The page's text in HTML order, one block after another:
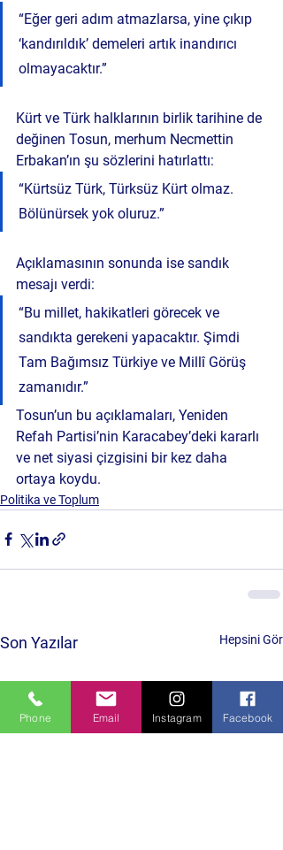
“Eğer geri adım atmazlarsa, yine çıkıp
‘kandırıldık’ demeleri artık inandırıcı
olmayacaktır.”
Kürt ve Türk halklarının birlik tarihine de
değinen Tosun, merhum Necmettin
Erbakan’ın şu sözlerini hatırlattı:
“Kürtsüz Türk, Türksüz Kürt olmaz.
Bölünürsek yok oluruz.”
Açıklamasının sonunda ise sandık
mesajı verdi:
“Bu millet, hakikatleri görecek ve
sandıkta gerekeni yapacaktır. Şimdi
Tam Bağımsız Türkiye ve Millî Görüş
zamanıdır.”
Tosun’un bu açıklamaları, Yeniden
Refah Partisi’nin Karacabey’deki kararlı
ve net siyasi çizgisini bir kez daha
ortaya koydu.
Politika ve Toplum
Son Yazılar Hepsini Gör
Phone Email Instagram Facebook